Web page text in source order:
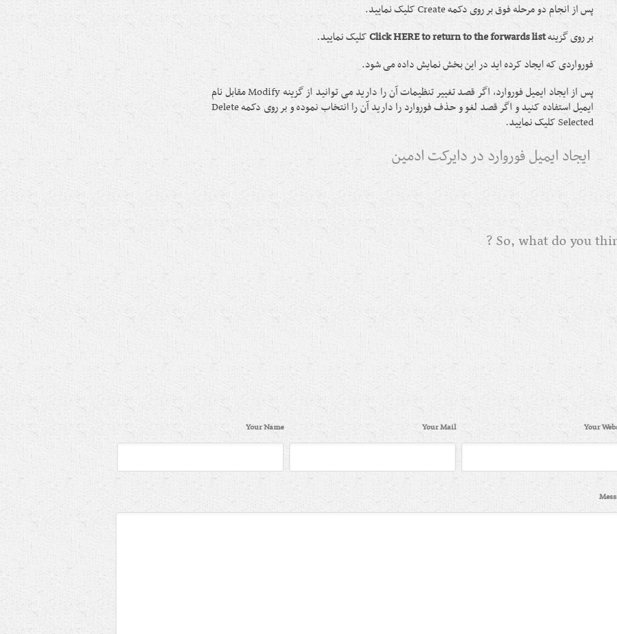
پس از انجام دو مرحله فوق بر روی دکمه Create کلیک نمایید.
بر روی گزینهClick HERE to return to the forwards listکلیک نمایید.
فورواردی که ایجاد کرده اید در این بخش نمایش داده می شود.
پس از ایجاد ایمیل فوروارد، اگر قصد تغییر تنظیمات آن را دارید می توانید از گزینه Modify مقابل نام
ایمیل استفاده کنید و اگر قصد لغو و حذف فوروارد را دارید آن را انتخاب نموده و بر روی دکمه Delete
Selected کلیک نمایید.
ایجاد ایمیل فوروارد در دایرکت ادمین
So, what do you
Your Name Your Mail Your